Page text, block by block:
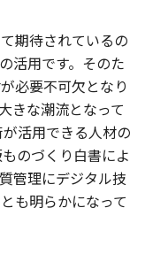
期待されているの
活用です。そのた
必要不可欠となり
きな潮流となって
活用できる人材の
のづくり白書によ
管理にデジタル技
も明らかになって